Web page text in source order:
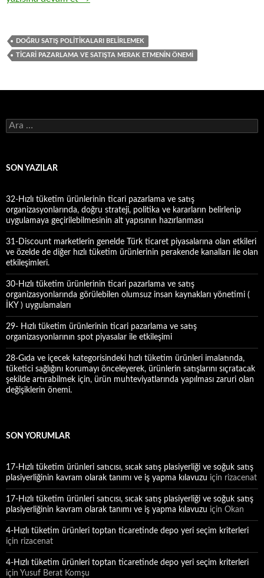
DOĞRU SATIŞ POLITIKALARI BELIRLEMEK
TICARI PAZARLAMA VE SATIŞTA MERAK ETMENIN ÖNEMI
A
r
a
SON YAZILAR
32-Hızlı tüketim ürünlerinin ticari pazarlama ve satış
organizasyonlarında, doğru strateji, politika ve kararların belirlenip
uygulamaya geçirilebilmesinin alt yapısının hazırlanması
31-Discount marketlerin genelde Türk ticaret piyasalarına olan etkileri
ve özelde de diğer hızlı tüketim ürünlerinin perakende kanalları ile olan
etkileşimleri.
30-Hızlı tüketim ürünlerinin ticari pazarlama ve satış
organizasyonlarında görülebilen olumsuz insan kaynakları yönetimi (
İKY ) uygulamaları
29- Hızlı tüketim ürünlerinin ticari pazarlama ve satış
organizasyonlarının spot piyasalar ile etkileşimi
28-Gıda ve içecek kategorisindeki hızlı tüketim ürünleri imalatında,
tüketici sağlığını korumayı önceleyerek, ürünlerin satışlarını sıçratacak
şekilde artırabilmek için, ürün muhteviyatlarında yapılması zaruri olan
değişiklerin önemi.
SON YORUMLAR
17-Hızlı tüketim ürünleri satıcısı, sıcak satış plasiyerliği ve soğuk satış
plasiyerliğinin kavram olarak tanımı ve iş yapma kılavuzu için rizacenat
17-Hızlı tüketim ürünleri satıcısı, sıcak satış plasiyerliği ve soğuk satış
plasiyerliğinin kavram olarak tanımı ve iş yapma kılavuzu için Okan
4-Hızlı tüketim ürünleri toptan ticaretinde depo yeri seçim kriterleri
için rizacenat
4-Hızlı tüketim ürünleri toptan ticaretinde depo yeri seçim kriterleri
için Yusuf Berat Komşu